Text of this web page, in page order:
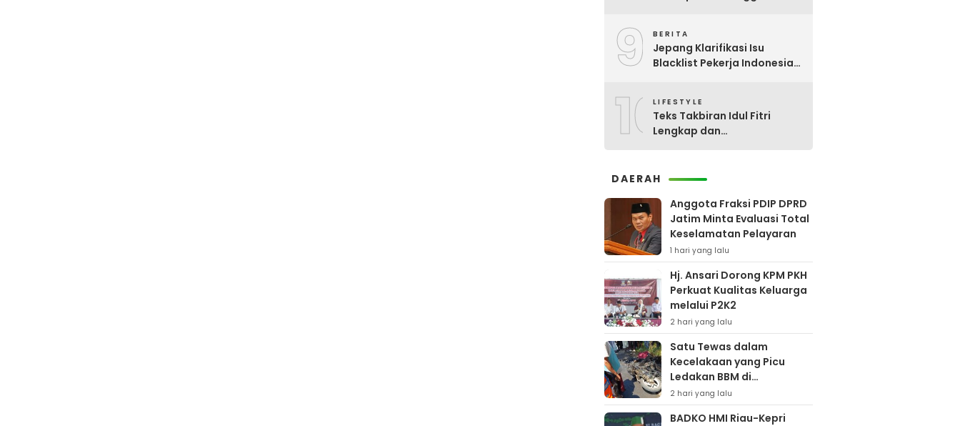
9 BERITA
Jepang Klarifikasi Isu
Blacklist Pekerja Indonesia,
10LIFESTYLE
Teks Takbiran Idul Fitri
Lengkap dan
DAERAH
Anggota Fraksi PDIP DPRD
Jatim Minta Evaluasi Total
Keselamatan Pelayaran
1 hari yang lalu
Hj. Ansari Dorong KPM PKH
Perkuat Kualitas Keluarga
melalui P2K2
2 hari yang lalu
Satu Tewas dalam
Kecelakaan yang Picu
Ledakan BBM di
Pamekasan
2 hari yang lalu
BADKO HMI Riau-Kepri